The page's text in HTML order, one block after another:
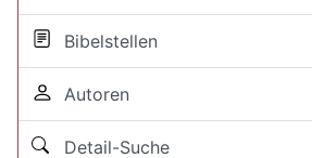
Bibelstellen
Autoren
Detail-Suche